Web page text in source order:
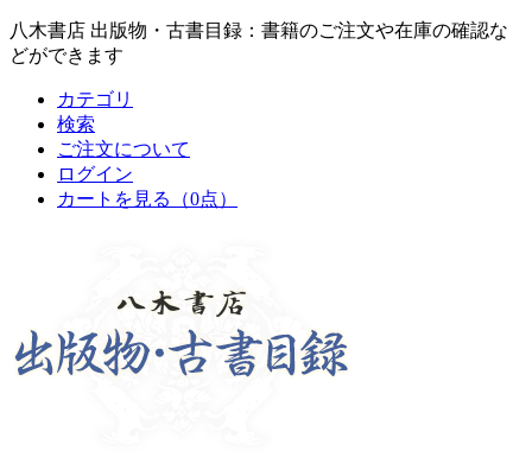
八木書店 出版物・古書目録：書籍のご注文や在庫の確認な
どができます
カテゴリ
検索
ご注文について
ログイン
カートを見る
（0点）